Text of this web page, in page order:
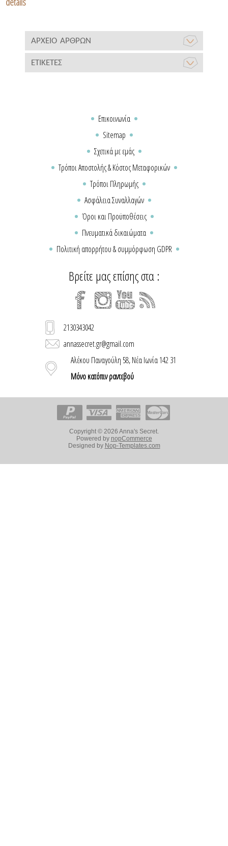
ΑΡΧΕΊΟ ΆΡΘΡΩΝ
ΕΤΙΚΈΤΕΣ
Επικοινωνία
Sitemap
Σχετικά με εμάς
Τρόποι Αποστολής & Κόστος Μεταφορικών
Τρόποι Πληρωμής
Ασφάλεια Συναλλαγών
Όροι και Προϋποθέσεις
Πνευματικά δικαιώματα
Πολιτική απορρήτου & συμμόρφωση GDPR
Βρείτε μας επίσης στα :
2130343042
annassecret.gr@gmail.com
Αλέκου Παναγούλη 58, Νέα Ιωνία 142 31
Μόνο κατόπιν ραντεβού
Copyright © 2026 Anna's Secret.
Powered by nopCommerce
Designed by Nop-Templates.com